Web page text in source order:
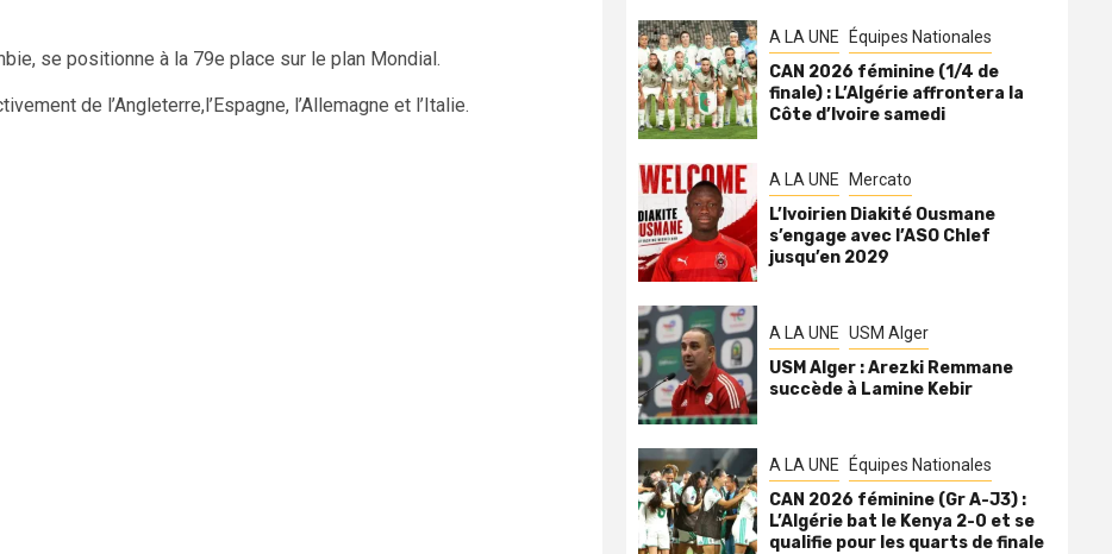
se positionne à la 79e place sur le plan Mondial.
de l’Angleterre,l’Espagne, l’Allemagne et l’Italie.
A LA UNE Équipes Nationales
CAN 2026 féminine (1/4 de
finale) : L’Algérie affrontera la
Côte d’Ivoire samedi
A LA UNE Mercato
L’Ivoirien Diakité Ousmane
s’engage avec l’ASO Chlef
jusqu’en 2029
A LA UNE USM Alger
USM Alger : Arezki Remmane
succède à Lamine Kebir
A LA UNE Équipes Nationales
CAN 2026 féminine (Gr A-J3) :
L’Algérie bat le Kenya 2-0 et se
qualifie pour les quarts de finale